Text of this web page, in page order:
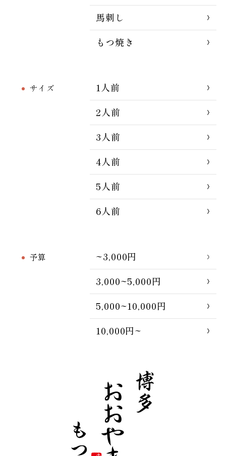
馬刺し
もつ焼き
サイズ
1人前
2人前
3人前
4人前
5人前
6人前
予算
~3,000円
3,000~5,000円
5,000~10,000円
10,000円~